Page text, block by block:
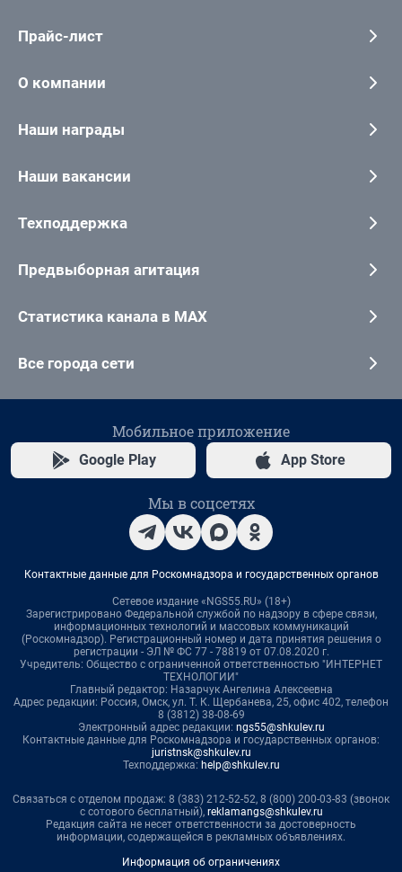
Прайс-лист
О компании
Наши награды
Наши вакансии
Техподдержка
Предвыборная агитация
Статистика канала в MAX
Все города сети
Мобильное приложение
Google Play App Store
Мы в соцсетях
Контактные данные для Роскомнадзора и государственных органов
Сетевое издание «NGS55.RU» (18+)
Зарегистрировано Федеральной службой по надзору в сфере связи,
информационных технологий и массовых коммуникаций
(Роскомнадзор). Регистрационный номер и дата принятия решения о
регистрации - ЭЛ № ФС 77 - 78819 от 07.08.2020 г.
Учредитель: Общество с ограниченной ответственностью "ИНТЕРНЕТ
ТЕХНОЛОГИИ"
Главный редактор: Назарчук Ангелина Алексеевна
Адрес редакции: Россия, Омск, ул. Т. К. Щербанева, 25, офис 402, телефон
8 (3812) 38-08-69
Электронный адрес редакции: ngs55@shkulev.ru
Контактные данные для Роскомнадзора и государственных органов:
juristnsk@shkulev.ru
Техподдержка: help@shkulev.ru
Связаться с отделом продаж: 8 (383) 212-52-52, 8 (800) 200-03-83 (звонок
с сотового бесплатный), reklamangs@shkulev.ru
Редакция сайта не несет ответственности за достоверность
информации, содержащейся в рекламных объявлениях.
Информация об ограничениях